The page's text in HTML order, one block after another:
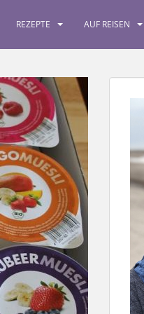
REZEPTE AUF REISEN